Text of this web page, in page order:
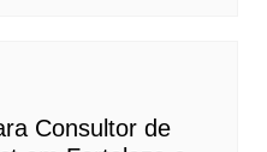
Consultor de